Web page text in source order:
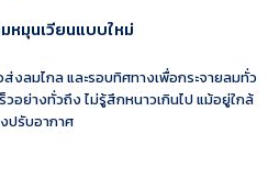
หมุนเวียนแบบใหม่
งลมไกล และรอบทิศทางเพื่อกระจายลมทั่ว
ย่างทั่วถึง ไม่รู้สึกหนาวเกินไป แม้อยู่ใกล้
ปรับอากาศ